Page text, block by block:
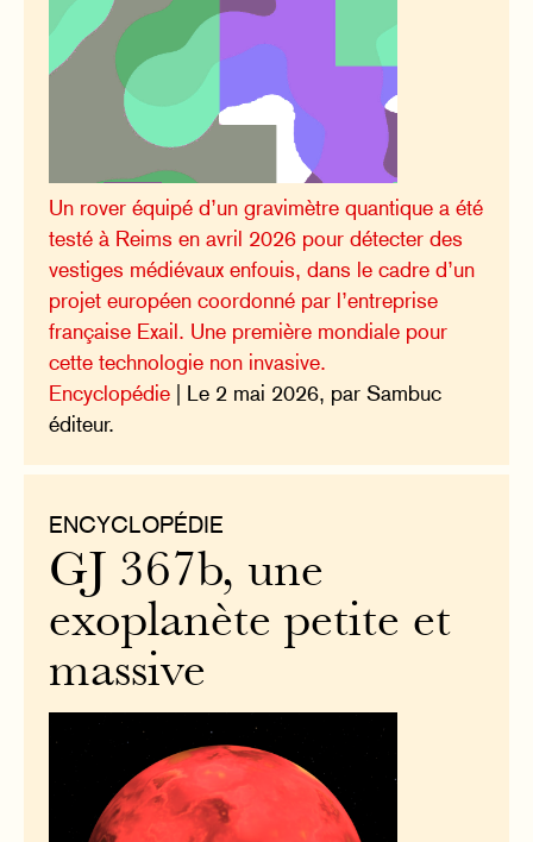
Un rover équipé d’un gravimètre quantique a été
testé à Reims en avril 2026 pour détecter des
vestiges médiévaux enfouis, dans le cadre d’un
projet européen coordonné par l’entreprise
française Exail. Une première mondiale pour
cette technologie non invasive.
Encyclopédie | Le 2 mai 2026, par Sambuc
éditeur.
ENCYCLOPÉDIE
GJ 367b, une
exoplanète petite et
massive